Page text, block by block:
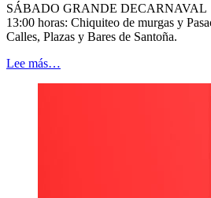
SÁBADO GRANDE DECARNAVAL
13:00 horas: Chiquiteo de murgas y
Calles, Plazas y Bares de Santoña.
Lee más…